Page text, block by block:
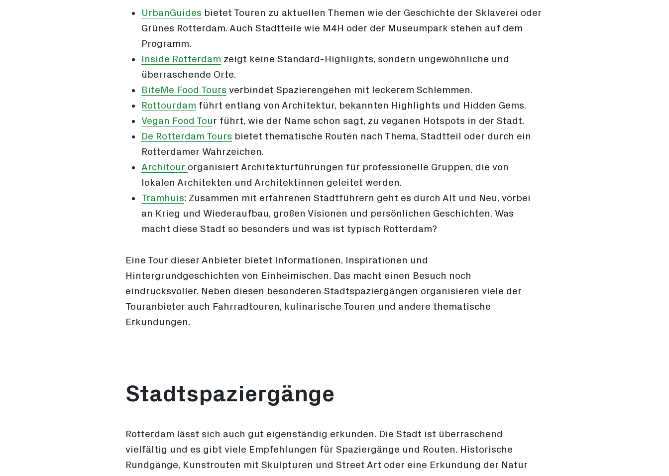
UrbanGuides bietet Touren zu aktuellen Themen wie der Geschichte der Sklaverei oder
Grünes Rotterdam. Auch Stadtteile wie M4H oder der Museumpark stehen auf dem
Programm.
Inside Rotterdam zeigt keine Standard-Highlights, sondern ungewöhnliche und
überraschende Orte.
BiteMe Food Tours verbindet Spazierengehen mit leckerem Schlemmen.
Rottourdam führt entlang von Architektur, bekannten Highlights und Hidden Gems.
Vegan Food Tou r führt, wie der Name schon sagt, zu veganen Hotspots in der Stadt.
De Rotterdam Tours bietet thematische Routen nach Thema, Stadtteil oder durch ein
Rotterdamer Wahrzeichen.
Architour organisiert Architekturführungen für professionelle Gruppen, die von
lokalen Architekten und Architektinnen geleitet werden.
Tramhuis: Zusammen mit erfahrenen Stadtführern geht es durch Alt und Neu, vorbei
an Krieg und Wiederaufbau, großen Visionen und persönlichen Geschichten. Was
macht diese Stadt so besonders und was ist typisch Rotterdam?
Eine Tour dieser Anbieter bietet Informationen, Inspirationen und
Hintergrundgeschichten von Einheimischen. Das macht einen Besuch noch
eindrucksvoller. Neben diesen besonderen Stadtspaziergängen organisieren viele der
Touranbieter auch Fahrradtouren, kulinarische Touren und andere thematische
Erkundungen.
Stadtspaziergänge
Rotterdam lässt sich auch gut eigenständig erkunden. Die Stadt ist überraschend
vielfältig und es gibt viele Empfehlungen für Spaziergänge und Routen. Historische
Rundgänge, Kunstrouten mit Skulpturen und Street Art oder eine Erkundung der Natur